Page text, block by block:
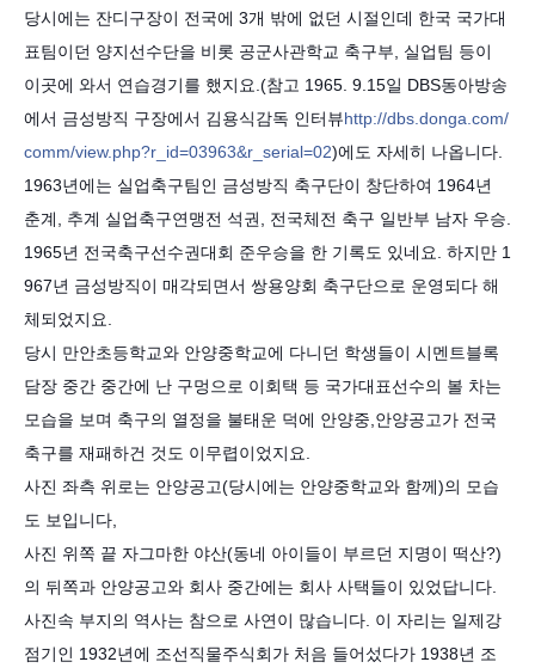
당시에는 잔디구장이 전국에 3개 밖에 없던 시절인데 한국 국가대
표팀이던 양지선수단을 비롯 공군사관학교 축구부, 실업팀 등이
이곳에 와서 연습경기를 했지요.(참고 1965. 9.15일 DBS동아방송
에서 금성방직 구장에서 김용식감독 인터뷰http://dbs.donga.com/
comm/view.php?r_id=03963&r_serial=02)에도 자세히 나옵니다.
1963년에는 실업축구팀인 금성방직 축구단이 창단하여 1964년
춘계, 추계 실업축구연맹전 석권, 전국체전 축구 일반부 남자 우승.
1965년 전국축구선수권대회 준우승을 한 기록도 있네요. 하지만 1
967년 금성방직이 매각되면서 쌍용양회 축구단으로 운영되다 해
체되었지요.
당시 만안초등학교와 안양중학교에 다니던 학생들이 시멘트블록
담장 중간 중간에 난 구멍으로 이회택 등 국가대표선수의 볼 차는
모습을 보며 축구의 열정을 불태운 덕에 안양중,안양공고가 전국
축구를 재패하건 것도 이무렵이었지요.
사진 좌측 위로는 안양공고(당시에는 안양중학교와 함께)의 모습
도 보입니다,
사진 위쪽 끝 자그마한 야산(동네 아이들이 부르던 지명이 떡산?)
의 뒤쪽과 안양공고와 회사 중간에는 회사 사택들이 있었답니다.
사진속 부지의 역사는 참으로 사연이 많습니다. 이 자리는 일제강
점기인 1932년에 조선직물주식회가 처음 들어섰다가 1938년 조